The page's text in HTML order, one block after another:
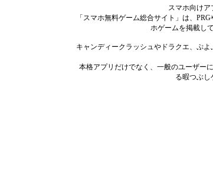
スマホ向けア
「スマホ無料ゲーム総合サイト」は、
ホゲームを掲載し
キャンディークラッシュやドラクエ、ぷ
本格アプリだけでなく、一般のユーザー
る暇つぶし